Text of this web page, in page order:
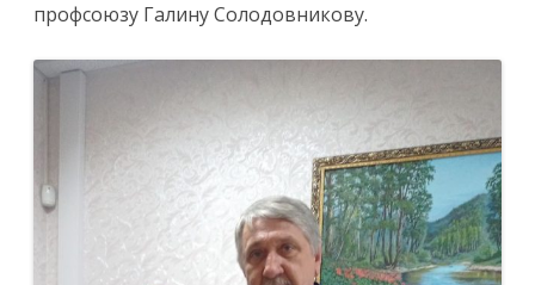
профсоюзу Галину Солодовникову.